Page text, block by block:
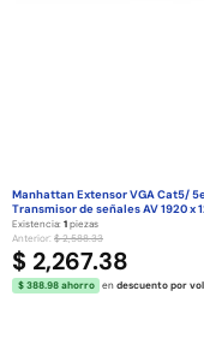
Manhattan Extensor VGA Cat5/
Transmisor de señales AV 1920 x
Existencia: 1 piezas
Anterior: $ 2,588.33
$ 2,267.38
$ 388.98 ahorro endescuento por